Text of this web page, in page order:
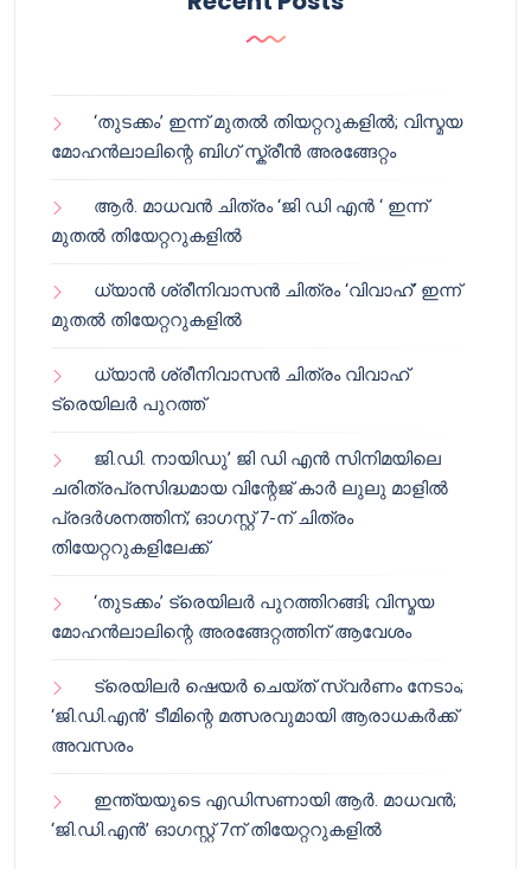
‘തുടക്കം’ ഇന്ന് മുതൽ തിയറ്ററുകളിൽ; വിസ്മയ
മോഹൻലാലിന്റെ ബിഗ് സ്ക്രീൻ അരങ്ങേറ്റം
ആർ. മാധവൻ ചിത്രം ‘ജി ഡി എൻ ‘ ഇന്ന്
മുതൽ തിയേറ്ററുകളിൽ
ധ്യാൻ ശ്രീനിവാസൻ ചിത്രം ‘വിവാഹ്’ ഇന്ന്
മുതൽ തിയേറ്ററുകളിൽ
ധ്യാൻ ശ്രീനിവാസൻ ചിത്രം വിവാഹ്
ട്രെയിലർ പുറത്ത്
ജി.ഡി. നായിഡു’ ജി ഡി എൻ സിനിമയിലെ
ചരിത്രപ്രസിദ്ധമായ വിന്റേജ് കാർ ലുലു മാളിൽ
പ്രദർശനത്തിന്; ഓഗസ്റ്റ് 7-ന് ചിത്രം
തിയേറ്ററുകളിലേക്ക്
‘തുടക്കം’ ട്രെയിലർ പുറത്തിറങ്ങി; വിസ്മയ
മോഹൻലാലിന്റെ അരങ്ങേറ്റത്തിന് ആവേശം
ട്രെയിലർ ഷെയർ ചെയ്‌ത് സ്വർണം നേടാം;
‘ജി.ഡി.എൻ’ ടീമിന്റെ മത്സരവുമായി ആരാധകർക്ക്
അവസരം
ഇന്ത്യയുടെ എഡിസണായി ആർ. മാധവൻ;
‘ജി.ഡി.എൻ’ ഓഗസ്റ്റ് 7ന് തിയേറ്ററുകളിൽ